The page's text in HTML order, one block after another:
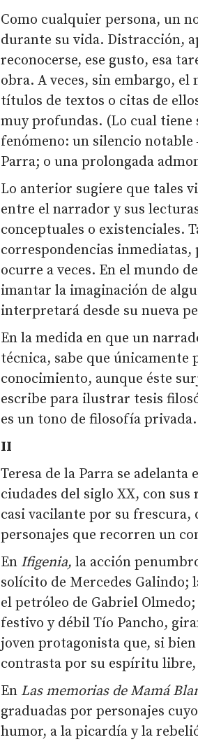
Como cualquier persona, un
durante su vida. Distracción,
reconocerse, ese gusto, esa
obra. A veces, sin embargo,
títulos de textos o citas de
muy profundas. (Lo cual tiene
fenómeno: un silencio
Parra; o una prolongada
Lo anterior sugiere que tales
entre el narrador y sus
conceptuales o existenciales.
correspondencias
ocurre a veces. En el mundo
imantar la imaginación de
interpretará desde su nueva
En la medida en que un
técnica, sabe que
conocimiento, aunque éste
escribe para ilustrar tesis
es un tono de filosofía privada.
II
Teresa de la Parra se
ciudades del siglo XX, con
casi vacilante por su frescura,
personajes que recorren un
En Ifigenia,la acción
solícito de Mercedes
el petróleo de Gabriel
festivo y débil Tío Pancho,
joven protagonista que, si
contrasta por su espíritu libre,
En Las memorias de Mamá
graduadas por personajes
humor, a la picardía y la